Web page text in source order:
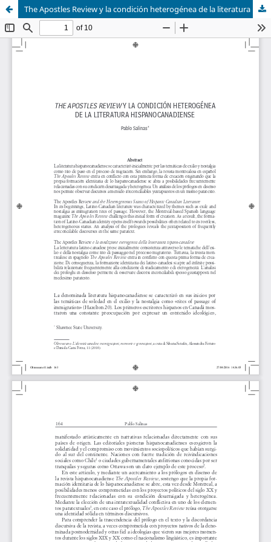
The Apostles Review y la condición heterogénea de la literatura hispanocanadiense